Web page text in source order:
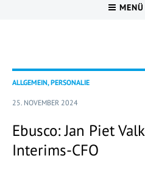
MENÜ
ALLGEMEIN, PERSONALIE
25. NOVEMBER 2024
Ebusco: Jan Piet
Interims-CFO